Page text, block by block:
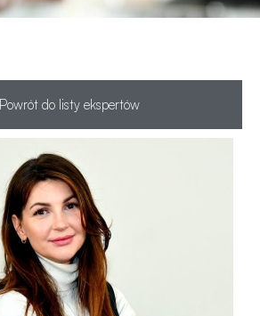
Powrót do listy ekspertów